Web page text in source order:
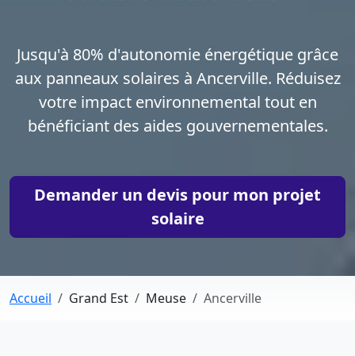
Jusqu'à 80% d'autonomie énergétique grâce
aux panneaux solaires à Ancerville. Réduisez
votre impact environnemental tout en
bénéficiant des aides gouvernementales.
Demander un devis pour mon projet
solaire
Accueil Grand Est Meuse Ancerville